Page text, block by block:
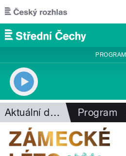
Přejít k hlavnímu obsahu
PROGRAM
Aktuální dění Program